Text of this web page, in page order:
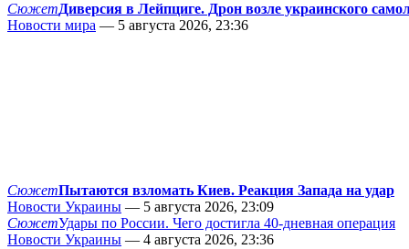
СюжетДиверсия в Лейпциге. Дрон возле украинского
Новости мира — 5 августа 2026, 23:36
СюжетПытаются взломать Киев. Реакция Запада на удар
Новости Украины — 5 августа 2026, 23:09
СюжетУдары по России. Чего достигла 40-дневная операция
Новости Украины — 4 августа 2026, 23:36